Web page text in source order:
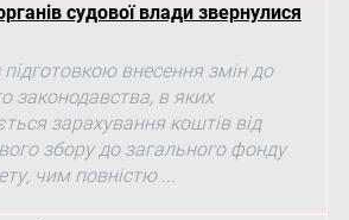
судової влади звернулися
підготовкою внесення змін до
законодавства, в яких
зарахування коштів від
збору до загального фонду
чим повністю ...